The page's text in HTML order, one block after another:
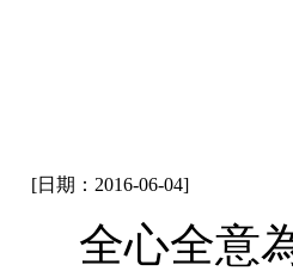
[日期：2016-06-04]
全心全意為